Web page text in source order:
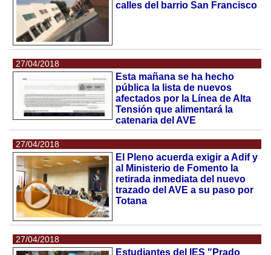
calles del barrio San Francisco
27/04/2018
Esta mañana se ha hecho
pública la lista de nuevos
afectados por la Línea de Alta
Tensión que alimentará la
catenaria del AVE
27/04/2018
El Pleno acuerda exigir a Adif y
al Ministerio de Fomento la
retirada inmediata del nuevo
trazado del AVE a su paso por
Totana
27/04/2018
Estudiantes del IES "Prado